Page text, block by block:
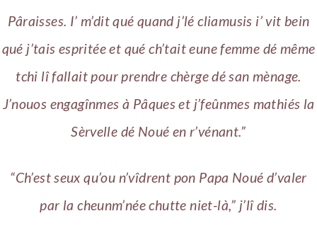
Pâraisses. I’ m’dit qué quand j’lé cliamusis i’ vit bein
qué j’tais espritée et qué ch’tait eune femme dé même
tchi lî fallait pour prendre chèrge dé san mènage.
J’nouos engagînmes à Pâques et j’feûnmes mathiés la
Sèrvelle dé Noué en r’vénant.”
“Ch’est seux qu’ou n’vîdrent pon Papa Noué d’valer
par la cheunm’née chutte niet-là,” j’lî dis.